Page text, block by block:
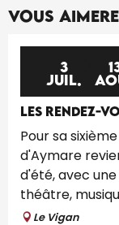
Vous
3
JUIL.
LES RENDEZ-
Pour sa
d'Aymare
d'été, avec
théâtre,
Le Vigan